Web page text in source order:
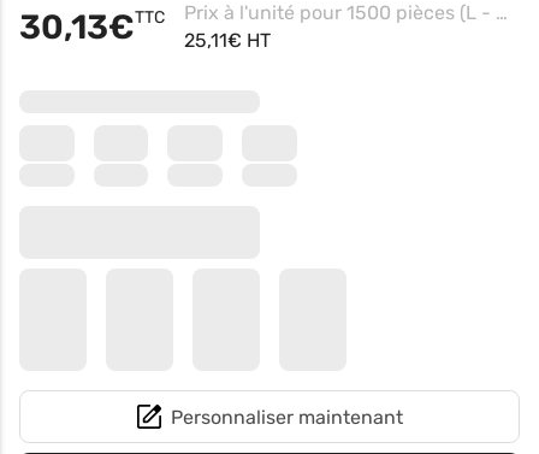
30,13€TTC
Prix à l'unité pour 1500 pièces (L - Bleu Abysse, Impression coeur)
25,11€ HT
Personnaliser maintenant